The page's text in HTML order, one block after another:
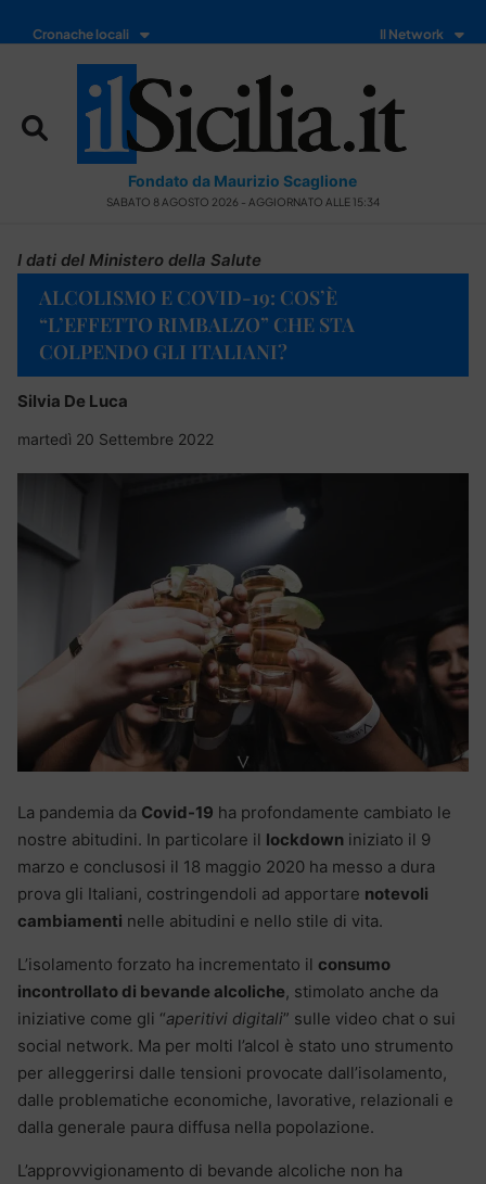
Cronache locali Il Network
Fondato da Maurizio Scaglione
SABATO 8 AGOSTO 2026 - AGGIORNATO ALLE 15:34
I dati del Ministero della Salute
ALCOLISMO E COVID-19: COS’È
“L’EFFETTO RIMBALZO” CHE STA
COLPENDO GLI ITALIANI?
Silvia De Luca
martedì 20 Settembre 2022
La pandemia da Covid-19 ha profondamente cambiato le
nostre abitudini. In particolare il lockdown iniziato il 9
marzo e conclusosi il 18 maggio 2020 ha messo a dura
prova gli Italiani, costringendoli ad apportare notevoli
cambiamenti nelle abitudini e nello stile di vita.
L’isolamento forzato ha incrementato il consumo
incontrollato di bevande alcoliche, stimolato anche da
iniziative come gli “aperitivi digitali” sulle video chat o sui
social network. Ma per molti l’alcol è stato uno strumento
per alleggerirsi dalle tensioni provocate dall’isolamento,
dalle problematiche economiche, lavorative, relazionali e
dalla generale paura diffusa nella popolazione.
L’approvvigionamento di bevande alcoliche non ha